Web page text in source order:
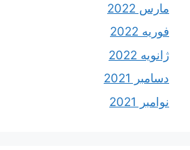
مارس 2022
فوریه 2022
ژانویه 2022
دسامبر 2021
نوامبر 2021